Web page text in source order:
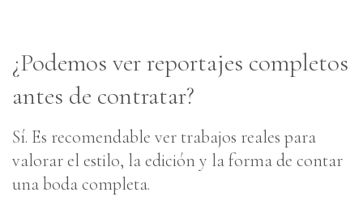
¿Podemos ver reportajes completos
antes de contratar?
Sí. Es recomendable ver trabajos reales para
valorar el estilo, la edición y la forma de contar
una boda completa.